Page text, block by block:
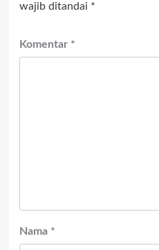
wajib ditandai *
Komentar *
Nama *